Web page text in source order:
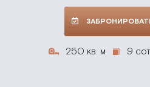
250 кв. м 9